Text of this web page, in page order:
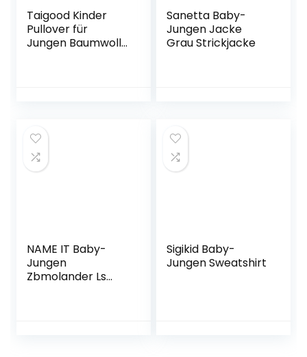
Taigood Kinder
Pullover für
Jungen Baumwolle
Sanetta Baby-
Jungen Jacke
Grau Strickjacke
NAME IT Baby-
Jungen
Zbmolander Ls
Sigikid Baby-
Jungen Sweatshirt